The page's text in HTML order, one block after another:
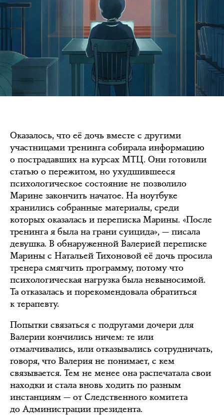
Оказалось, что её дочь вместе с другими
участницами тренинга собирала информацию
о пострадавших на курсах МТЦ. Они готовили
статью о пережитом, но ухудшившееся
психологическое состояние не позволило
Марине закончить начатое. На ноутбуке
хранились собранные материалы, среди
которых оказалась и переписка Марины. «После
тренинга я была на грани суицида», — писала
девушка. В обнаруженной Валерией переписке
Марины с Натальей Тихоновой её дочь просила
тренера смягчить программу, потому что
психологическая нагрузка была невыносимой.
Та отказалась и порекомендовала обратиться
к терапевту.
Попытки связаться с подругами дочери для
Валерии кончились ничем: те или
отмалчивались, или отказывались сотрудничать,
говоря, что Валерия не понимает, с кем
связывается. Тем не менее она распечатала свои
находки и стала вновь ходить по разным
инстанциям — от Следственного комитета
до Администрации президента.